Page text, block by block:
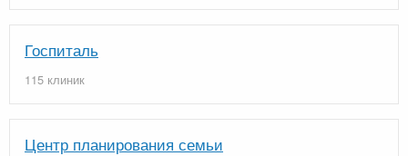
Госпиталь
115 клиник
Центр планирования семьи